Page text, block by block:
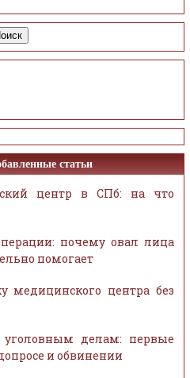
статьи
центр в СПб: на что
почему овал лица
помогает
медицинского центра без
делам: первые
и обвинении